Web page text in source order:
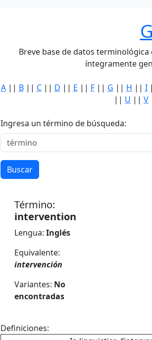
Breve base de datos
íntegramente
A|| B|| C|| D || E || F|| G || H || I
|| U || V
Ingresa un término de búsqueda:
Buscar
Término:
intervention
Lengua: Inglés
Equivalente:
intervención
Variantes: No
encontradas
Definiciones: